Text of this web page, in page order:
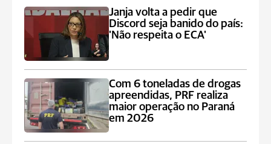
Janja volta a pedir que
Discord seja banido do país:
'Não respeita o ECA'
Com 6 toneladas de drogas
apreendidas, PRF realiza
maior operação no Paraná
em 2026